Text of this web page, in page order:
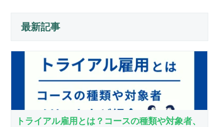
最新記事
トライアル雇用とは？コースの種類や対象者、